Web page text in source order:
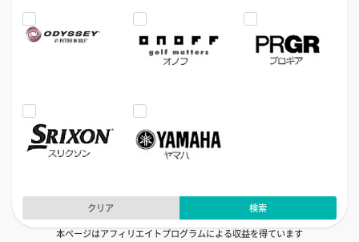
クリア
検索
本ページはアフィリエイトプログラムによる収益を得ています